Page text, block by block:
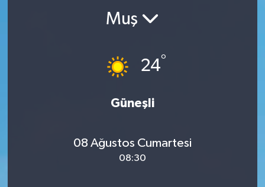
Muş
24°
Güneşli
08 Ağustos Cumartesi
08:30